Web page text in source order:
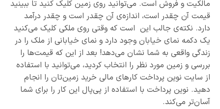
مالکیت و فروش است. می‌توانید روی زمین کلیک کنید تا ببینید
قیمت آن چقدر است، اندازه‌ی آن چقدر است و چقدر درآمد
دارد. نکته‌ی جالب این است که وقتی روی ملکی کلیک می‌کنید
یک دکمه نمای خیابان وجود دارد و نمای خیابانی از ملک را در
زندگی واقعی به شما نشان می‌دهد! بعد از این که قیمت‌ها را
بررسی و زمین مورد نظر را انتخاب کردید، می‌توانید با استفاده
از سایت نوین پرداخت کارهای مالی خرید زمین‌تان را انجام
دهید. نوین‌‌ پرداخت با استفاده از پی‌پال این کار را برای شما
آسان‌تر می‌کند.